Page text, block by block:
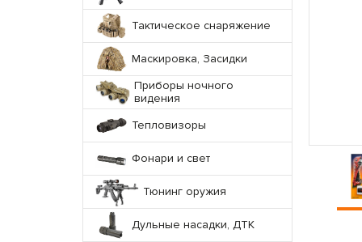
Тактическое снаряжение
Маскировка, Засидки
Приборы ночного
видения
Тепловизоры
Фонари и свет
Тюнинг оружия
Дульные насадки, ДТК